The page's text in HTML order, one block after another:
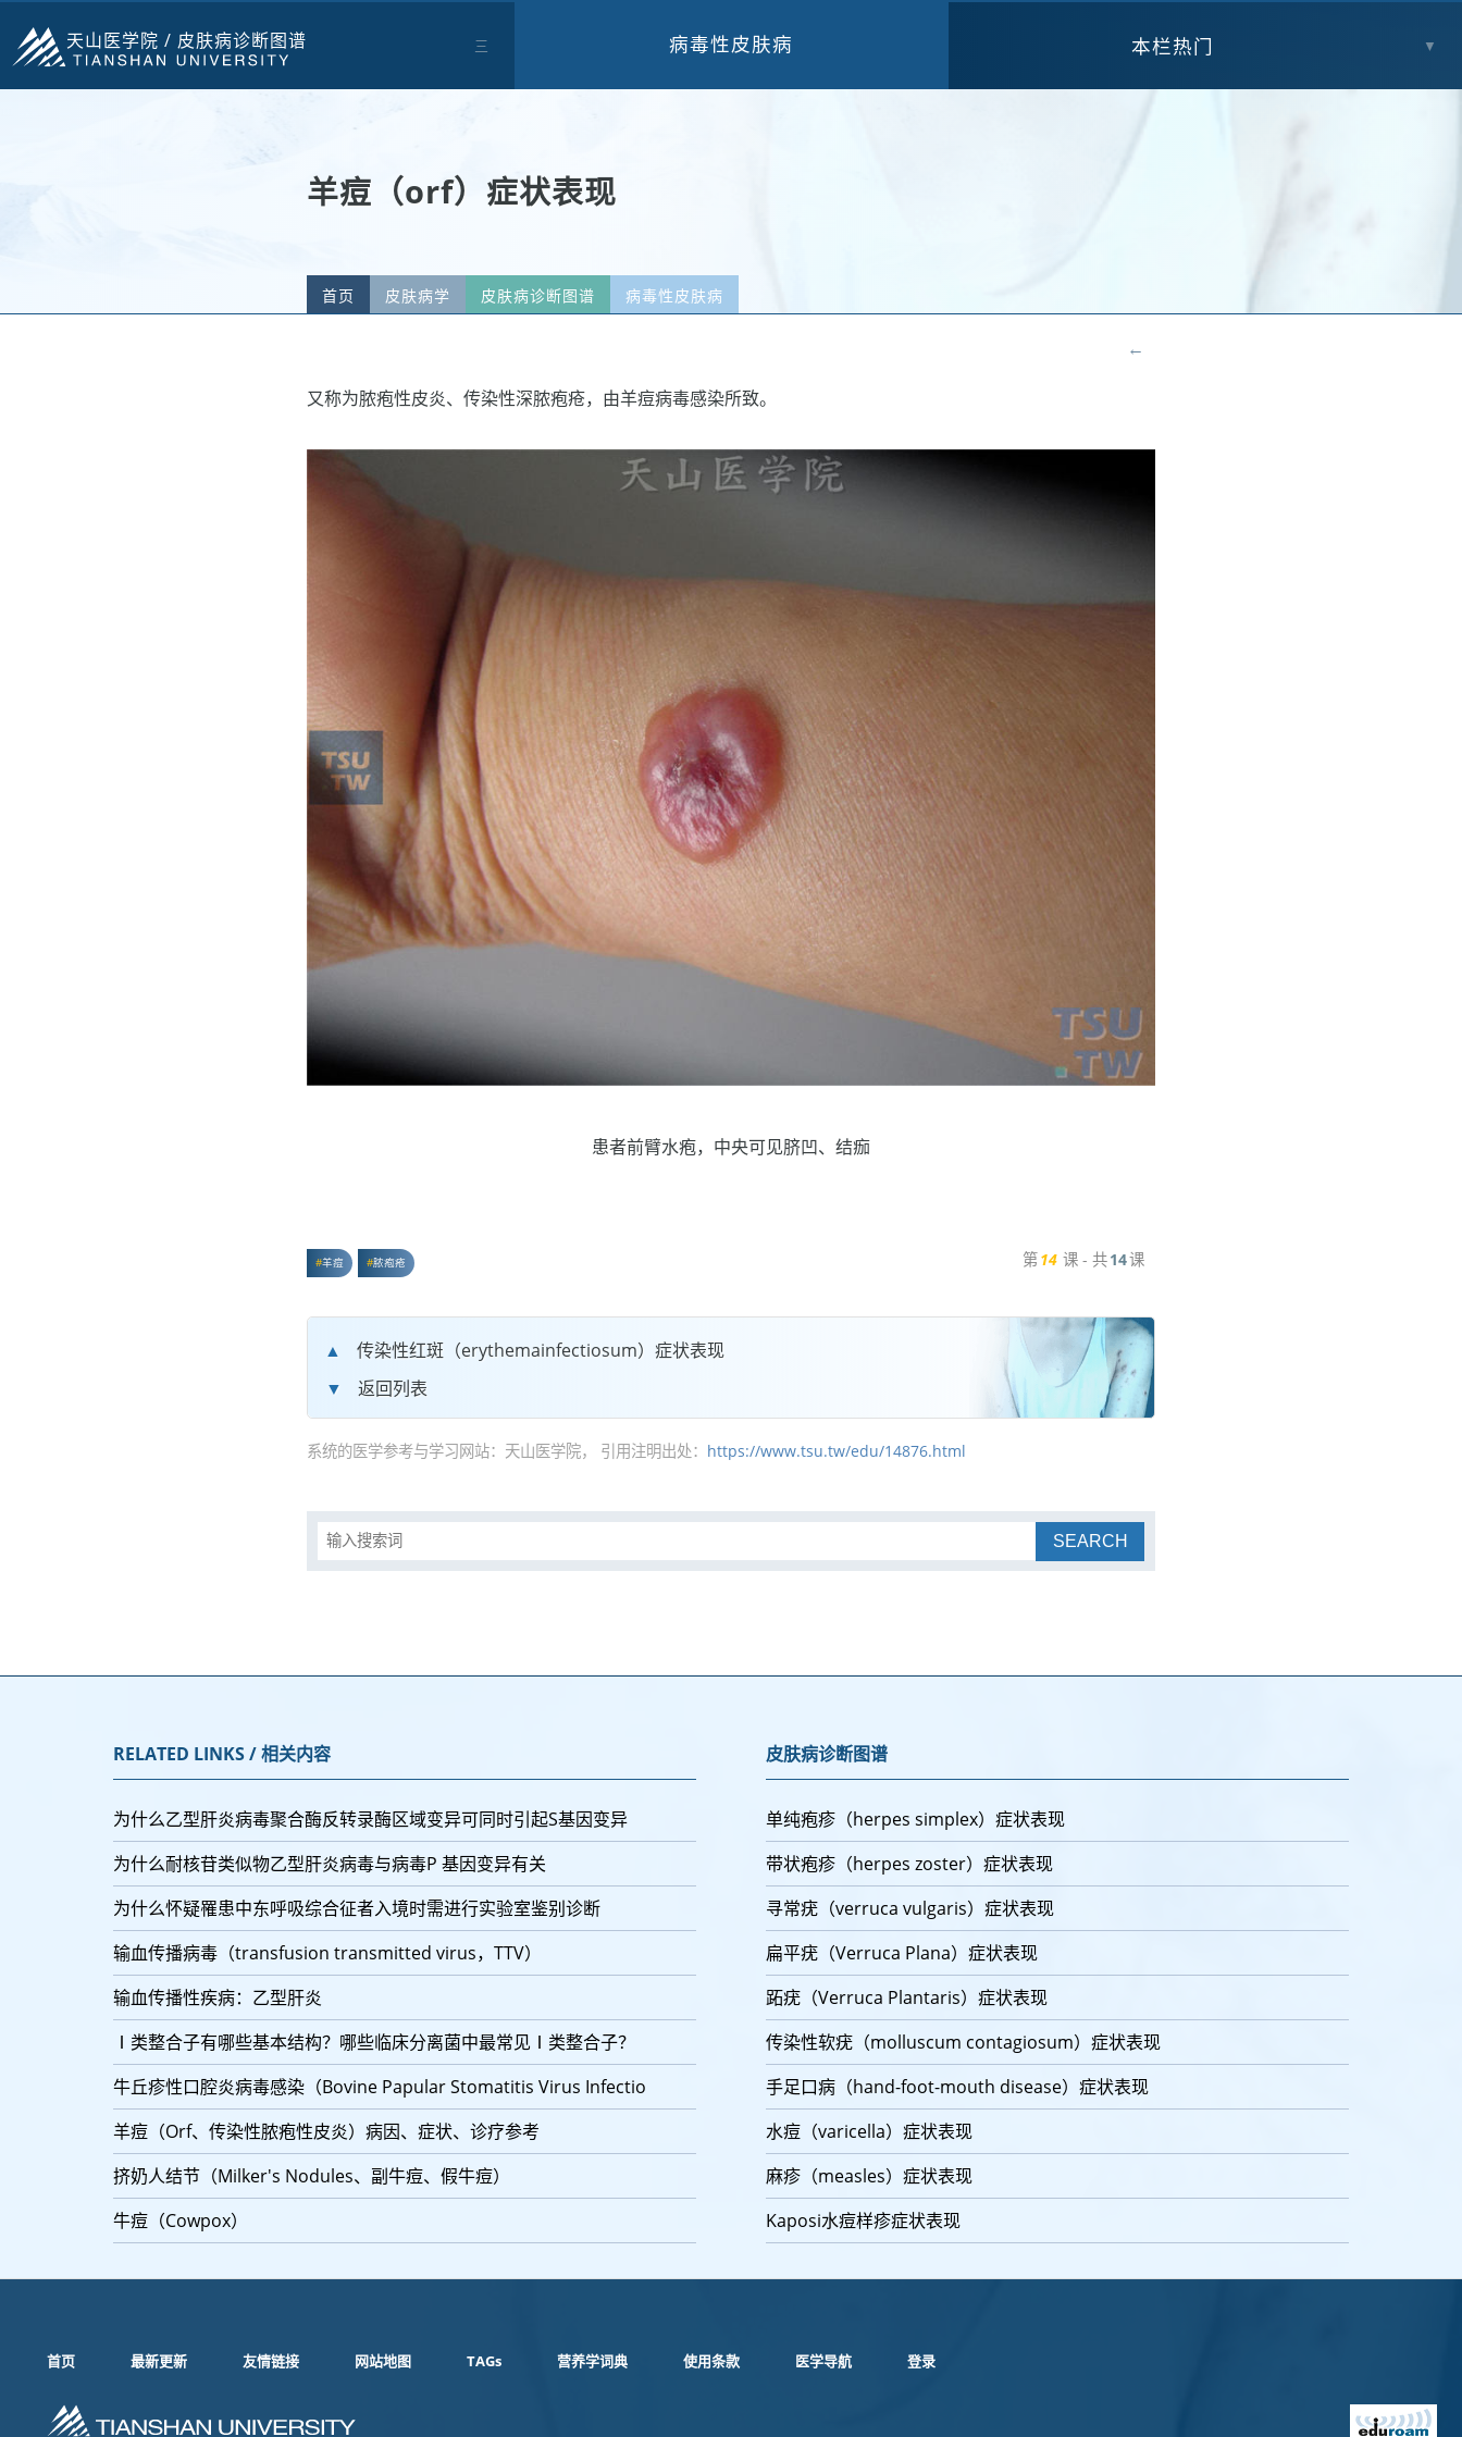
天山医学院 / 皮肤病诊断图谱 三 病毒性皮肤病 本栏热门 ▼
羊痘（orf）症状表现
首页 皮肤病学 皮肤病诊断图谱 病毒性皮肤病
←
又称为脓疱性皮炎、传染性深脓疱疮，由羊痘病毒感染所致。
患者前臂水疱，中央可见脐凹、结痂
羊痘 脓疱疮 第14 课 - 共14课
传染性红斑（erythemainfectiosum）症状表现
返回列表
系统的医学参考与学习网站：天山医学院， 引用注明出处： https://www.tsu.tw/edu/14876.html
SEARCH
RELATED LINKS / 相关内容
为什么乙型肝炎病毒聚合酶反转录酶区域变异可同时引起S基因变异
为什么耐核苷类似物乙型肝炎病毒与病毒P 基因变异有关
为什么怀疑罹患中东呼吸综合征者入境时需进行实验室鉴别诊断
输血传播病毒（transfusion transmitted virus，TTV）
输血传播性疾病：乙型肝炎
Ⅰ类整合子有哪些基本结构？哪些临床分离菌中最常见Ⅰ类整合子？
牛丘疹性口腔炎病毒感染（Bovine Papular Stomatitis Virus Infectio
羊痘（Orf、传染性脓疱性皮炎）病因、症状、诊疗参考
挤奶人结节（Milker's Nodules、副牛痘、假牛痘）
牛痘（Cowpox）
皮肤病诊断图谱
单纯疱疹（herpes simplex）症状表现
带状疱疹（herpes zoster）症状表现
寻常疣（verruca vulgaris）症状表现
扁平疣（Verruca Plana）症状表现
跖疣（Verruca Plantaris）症状表现
传染性软疣（molluscum contagiosum）症状表现
手足口病（hand-foot-mouth disease）症状表现
水痘（varicella）症状表现
麻疹（measles）症状表现
Kaposi水痘样疹症状表现
首页 最新更新 友情链接 网站地图 TAGs 营养学词典 使用条款 医学导航 登录